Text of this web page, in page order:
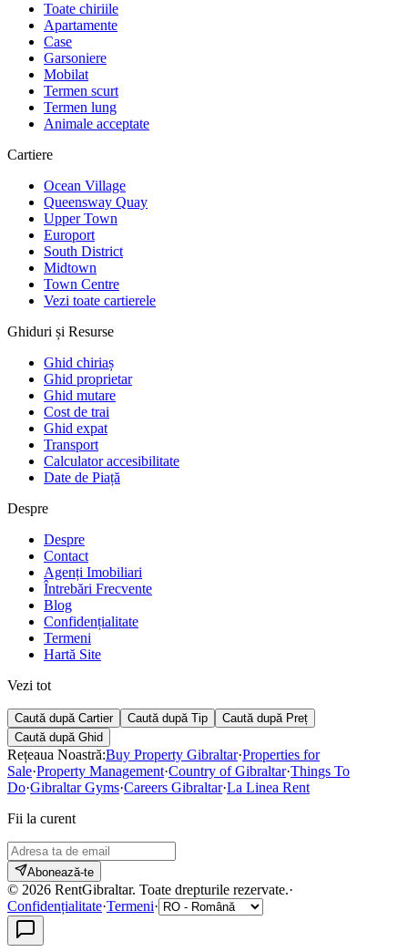
Toate chiriile
Apartamente
Case
Garsoniere
Mobilat
Termen scurt
Termen lung
Animale acceptate
Cartiere
Ocean Village
Queensway Quay
Upper Town
Europort
South District
Midtown
Town Centre
Vezi toate cartierele
Ghiduri și Resurse
Ghid chiriaș
Ghid proprietar
Ghid mutare
Cost de trai
Ghid expat
Transport
Calculator accesibilitate
Date de Piață
Despre
Despre
Contact
Agenți Imobiliari
Întrebări Frecvente
Blog
Confidențialitate
Termeni
Hartă Site
Vezi tot
Caută după Cartier Caută după Tip
Caută după Preț
Caută după Ghid
Rețeaua Noastră:Buy Property Gibraltar·Properties for
Sale·Property Management·Country of Gibraltar·Things To
Do·Gibraltar Gyms·Careers Gibraltar·La Linea Rent
Fii la curent
Abonează-te
© 2026 RentGibraltar. Toate drepturile rezervate.·
Confidențialitate·Termeni·